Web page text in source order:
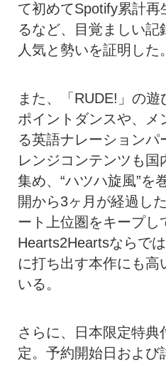
て初めてSpotify累計
るなど、目覚ましい記
人気と勢いを証明した。
また、「RUDE!」の
ポイントダンスや、メ
る英語ナレーションパ
レンジコンテンツも国
集め、“ハツハ旋風”を
開から3ヶ月が経過し
ート上位圏をキープし
Hearts2Heartsならで
に打ち出す本作にも高
いる。
さらに、日本限定特典
定。予約開始日および